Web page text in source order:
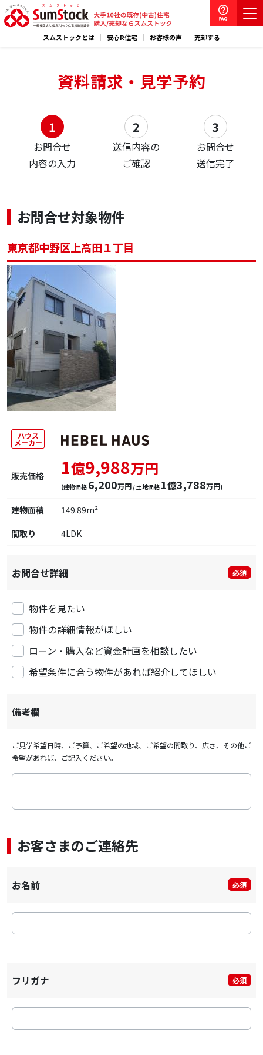
スムストックとは 安心R住宅 お客様の声 売却する
資料請求・見学予約
お問合せ
内容の入力
送信内容の
ご確認
お問合せ
送信完了
お問合せ対象物件
東京都中野区上高田１丁目
ハウス
メーカー
販売価格 1億9,988万円
(建物価格 6,200万円 / 土地価格 1億3,788万円)
建物面積
149.89m²
間取り
4LDK
お問合せ詳細 必須
物件を見たい
物件の詳細情報がほしい
ローン・購入など資金計画を相談したい
希望条件に合う物件があれば紹介してほしい
備考欄
ご見学希望日時、ご予算、ご希望の地域、ご希望の間取り、広さ、その他ご
希望があれば、ご記入ください。
お客さまのご連絡先
お名前 必須
フリガナ 必須